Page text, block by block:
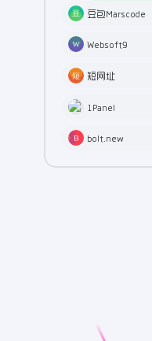
豆包Marscode
Websoft9
短网址
1Panel
bolt.new